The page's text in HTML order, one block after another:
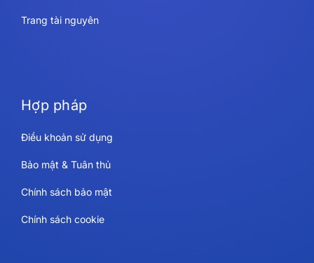
Trang tài nguyên
Hợp pháp
Điều khoản sử dụng
Bảo mật & Tuân thủ
Chính sách bảo mật
Chính sách cookie